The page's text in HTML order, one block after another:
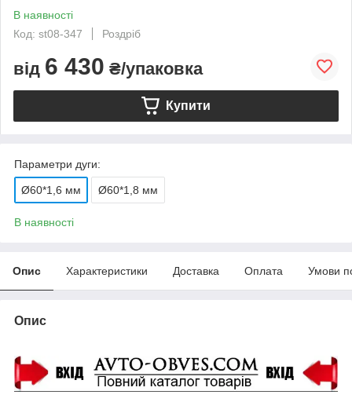
В наявності
Код: st08-347
Роздріб
від 6 430 ₴/упаковка
Купити
Параметри дуги:
Ø60*1,6 мм Ø60*1,8 мм
В наявності
Опис Характеристики Доставка Оплата Умови
Опис